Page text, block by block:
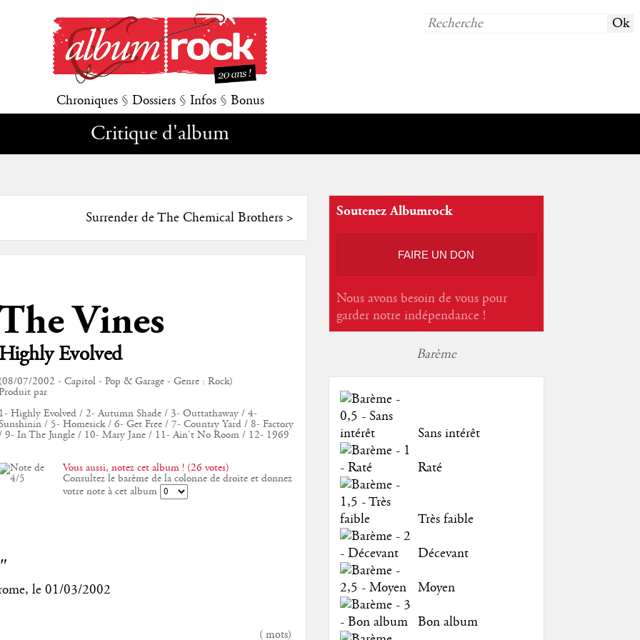
Chroniques § Dossiers § Infos § Bonus
Critique d'album
Surrender de The Chemical Brothers>
Vines
Evolved
07/2002 - Capitol - Pop & Garage - Genre : Rock)
par
Highly Evolved / 2- Autumn Shade / 3- Outtathaway / 4-
/ 5- Homesick / 6- Get Free / 7- Country Yard / 8- Factory
9- In The Jungle / 10- Mary Jane / 11- Ain't No Room / 12- 1969
Vous aussi, notez cet album ! (26 votes)
Consultez le barème de la colonne de droite et donnez
votre note à cet album
, le 01/03/2002
(mots)
Soutenez Albumrock
FAIRE UN DON
Nous avons besoin de vous pour
garder notre indépendance !
Barème
Sans intérêt
Raté
Très faible
Décevant
Moyen
Bon album